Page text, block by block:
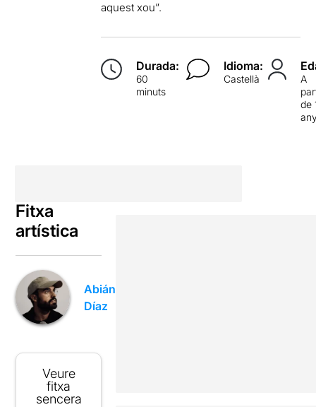
aquest xou”.
Durada:
60
minuts
Idioma:
Castellà
A
de
Fitxa
artística
Abián
Díaz
Veure
fitxa
sencera